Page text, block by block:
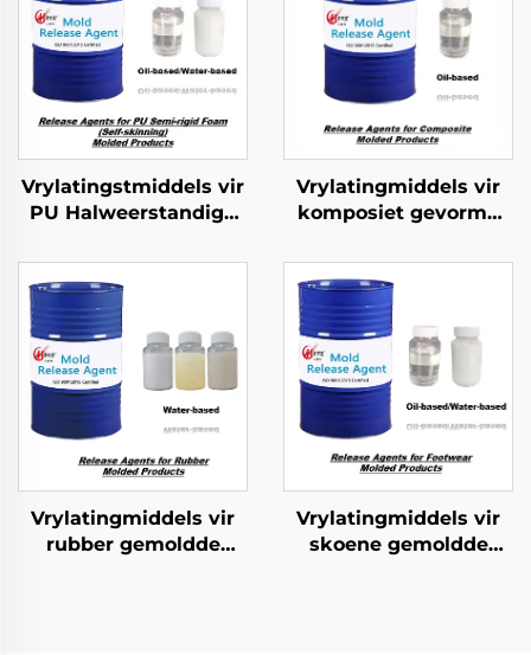
Vrylatingstmiddels vir
PU Halweerstandige
Produkte
Vrylatingmiddels vir
komposiet gevorme
Vrylatingmiddels vir
rubber gemoldde
Vrylatingmiddels vir
skoene gemoldde